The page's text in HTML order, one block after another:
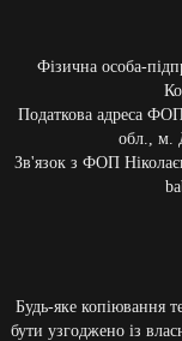
Фізична особа-
Податкова адреса
обл., м.
Зв'язок з ФОП
Будь-яке копіювання
бути узгоджено із